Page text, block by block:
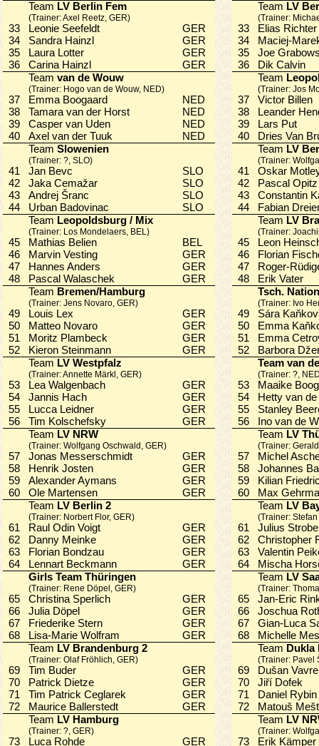
Team LV Berlin Fem
(Trainer: Axel Reetz, GER)
33 Leonie Seefeldt
GER
34 Sandra Hainzl
GER
35
Laura Lotter
GER
36 Carina Hainzl
GER
Team van de Wouw
(Trainer: Hogo van de Wouw, NED)
37 Emma Boogaard
NED
38 Tamara van der Horst
NED
39 Casper van Uden
NED
40 Axel van der Tuuk
NED
Team Slowenien
(Trainer: ?, SLO)
41 Jan Bevc
SLO
42 Jaka Cemažar
SLO
43 Andrej Šranc
SLO
44 Urban Badovinac
SLO
Team Leopoldsburg / Mix
(Trainer: Los Mondelaers, BEL)
45 Mathias Belien
BEL
46
Marvin Vesting
GER
47
Hannes Anders
GER
48
Pascal Walaschek
GER
Team Bremen/Hamburg
(Trainer: Jens Novaro, GER)
49 Louis Lex
GER
50
Matteo Novaro
GER
51
Moritz Plambeck
GER
52
Kieron Steinmann
GER
Team LV Westpfalz
(Trainer: Annette Märkl, GER)
53 Lea Walgenbach
GER
54 Jannis Hach
GER
55
Lucca Leidner
GER
56 Tim Kolschefsky
GER
Team LV NRW
(Trainer: Wolfgang Oschwald, GER)
57 Jonas Messerschmidt
GER
58
Henrik Josten
GER
59 Alexander Aymans
GER
60 Ole Martensen
GER
Team LV Berlin 2
(Trainer: Norbert Flor, GER)
61 Raul Odin Voigt
GER
62
Danny Meinke
GER
63
Florian Bondzau
GER
64
Lennart Beckmann
GER
Girls Team Thüringen
(Trainer: Rene Döpel, GER)
65 Christina Sperlich
GER
66 Julia Döpel
GER
67
Friederike Stern
GER
68
Lisa-Marie Wolfram
GER
Team LV Brandenburg 2
(Trainer: Olaf Fröhlich, GER)
69 Tim Buder
GER
70
Patrick Dietze
GER
71 Tim Patrick Ceglarek
GER
72
Maurice Ballerstedt
GER
Team LV Hamburg
(Trainer: ?, GER)
73 Luca Rohde
GER
Team LV
(Trainer:
33
Elias
34
Maciej-
35 Joe
36
Dik Calvin
Team
(Trainer: Jos
37 Victor
38
Leander
39
Lars Put
40
Dries Van
Team LV
(Trainer:
41 Oskar
42
Pascal
43 Constantin
44
Fabian
Team LV
(Trainer:
45
Leon
46
Florian
47
Roger-
48
Erik Vater
Tsch.
(Trainer: Ivo
49 Sára
50
Emma
51
Emma
52
Barbora
Team van
(Trainer: ?,
53
Maaike
54
Hetty van
55 Stanley
56
Ino van de
Team LV
(Trainer:
57
Michel
58 Johannes
59
Kilian
60
Max
Team LV
(Trainer:
61 Julius
62
63 Valentin
64
Mischa
Team LV
(Trainer:
65 Jan-Eric
66 Joschua
67 Gian-Luca
68
Michelle
Team Dukla
(Trainer: Pavel
69
Dušan
70 Jiří Dofek
71
Daniel
72
Matouš
Team LV
(Trainer:
73
Erik